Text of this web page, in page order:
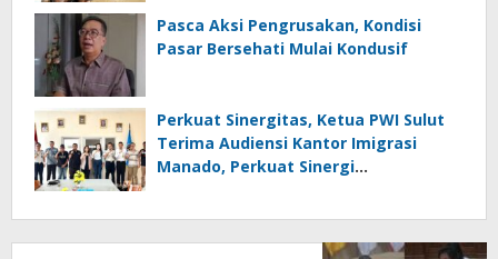
Pasca Aksi Pengrusakan, Kondisi
Pasar Bersehati Mulai Kondusif
Perkuat Sinergitas, Ketua PWI Sulut
Terima Audiensi Kantor Imigrasi
Manado, Perkuat Sinergi